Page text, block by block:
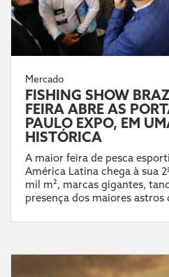
Mercado
FISHING SHOW
FEIRA ABRE AS
PAULO EXPO, EM
HISTÓRICA
A maior feira de pesca
América Latina chega à sua
mil m², marcas gigantes,
presença dos maiores astros